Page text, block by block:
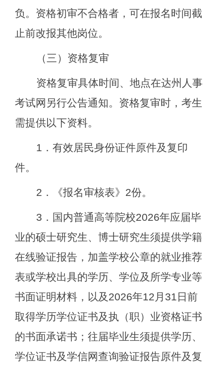
负。资格初审不合格者，可在报名时间截
止前改报其他岗位。
（三）资格复审
资格复审具体时间、地点在达州人事
考试网另行公告通知。资格复审时，考生
需提供以下资料。
1 ．有效居民身份证件原件及复印
件。
2 ．《报名审核表》 2份。
3 ．国内普通高等院校2026年应届毕
业的硕士研究生、博士研究生须提供学籍
在线验证报告，加盖学校公章的就业推荐
表或学校出具的学历、学位及所学专业等
书面证明材料，以及 2026年12月 31 日前
取得学历学位证书及执（职）业资格证书
的书面承诺书；往届毕业生须提供学历、
学位证书及学信网查询验证报告原件及复